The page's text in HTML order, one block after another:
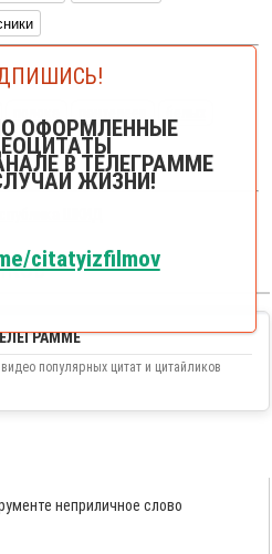
популярных цитат и цитайликов
неприличное слово
ОФОРМЛЕННЫЕ
В ТЕЛЕГРАММЕ
ЖИЗНИ!
citatyizfilmov